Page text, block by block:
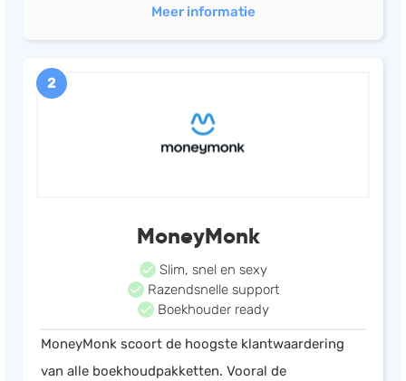
Meer informatie
2
MoneyMonk
Slim, snel en sexy
Razendsnelle support
Boekhouder ready
MoneyMonk scoort de hoogste klantwaardering
van alle boekhoudpakketten. Vooral de